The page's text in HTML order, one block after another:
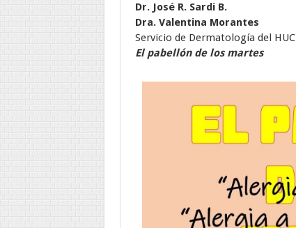
Dr. José R. Sardi B.
Dra. Valentina Morantes
Servicio de Dermatología del HUC
El pabellón de los martes